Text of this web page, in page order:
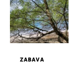
ZABAVA